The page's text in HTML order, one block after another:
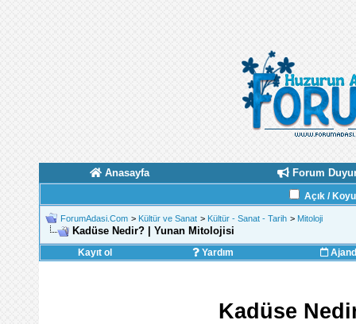
Anasayfa Forum
Açık /
ForumAdasi.Com > Kültür ve Sanat > Kültür - Sanat - Tarih > Mitoloji
Kadüse Nedir? | Yunan Mitolojisi
Kayıt ol Yardım
Kadüse